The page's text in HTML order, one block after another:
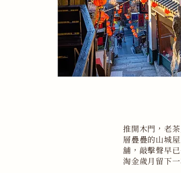
推開木門，老
層疊疊的山城
舖，敲擊聲早
淘金歲月留下